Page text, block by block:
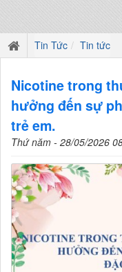
Tin Tức Tin tức
Nicotine trong
hưởng đến sự
trẻ em.
Thứ năm - 28/05/2026